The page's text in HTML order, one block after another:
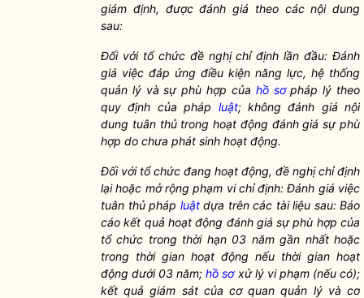
giám định, được đánh giá theo các nội dung
sau:
Đối với tổ chức đề nghị chỉ định lần đầu: Đánh
giá việc đáp ứng điều kiện năng lực, hệ thống
quản lý và sự phù hợp của hồ sơpháp lý theo
quy định của pháp luật; không đánh giá nội
dung tuân thủ trong hoạt động đánh giá sự phù
hợp do chưa phát sinh hoạt động.
Đối với tổ chức đang hoạt động, đề nghị chỉ định
lại hoặc mở rộng phạm vi chỉ định: Đánh giá việc
tuân thủ pháp luậtdựa trên các tài liệu sau: Báo
cáo kết quả hoạt động đánh giá sự phù hợp của
tổ chức trong thời hạn 03 năm gần nhất hoặc
trong thời gian hoạt động nếu thời gian hoạt
động dưới 03 năm;hồ sơxử lý vi phạm (nếu có);
kết quả giám sát của cơ quan quản lý và cơ